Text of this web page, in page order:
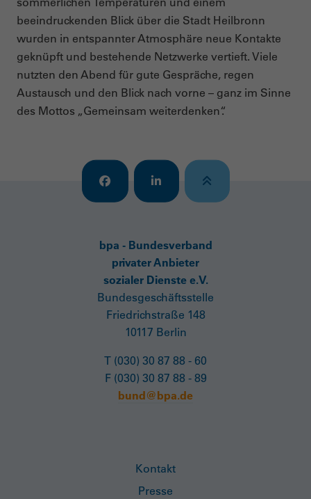
beeindruckenden Blick über die Stadt Heilbronn
wurden in entspannter Atmosphäre neue Kontakte
geknüpft und bestehende Netzwerke vertieft. Viele
nutzten den Abend für gute Gespräche, regen
Austausch und den Blick nach vorne – ganz im Sinne
des Mottos „Gemeinsam weiterdenken“.
bpa - Bundesverband
privater Anbieter
sozialer Dienste e.V.
Bundesgeschäftsstelle
Friedrichstraße 148
10117 Berlin
T (030) 30 87 88 - 60
F (030) 30 87 88 - 89
bund@bpa.de
Kontakt
Presse